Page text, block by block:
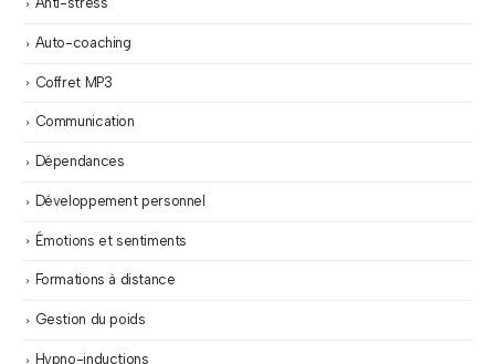
Auto-coaching
Coffret MP3
Communication
Dépendances
Développement personnel
Émotions et sentiments
Formations à distance
Gestion du poids
Hypno-inductions